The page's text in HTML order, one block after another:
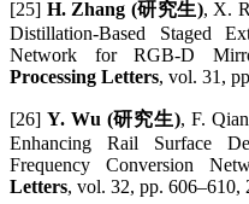
[25] H. Zhang (研究生), X.
Distillation-Based Staged
Network for RGB-D
Processing Letters, vol. 31,
[26] Y. Wu (研究生), F.
Enhancing Rail Surface
Frequency Conversion
Letters, vol. 32, pp. 606–610,